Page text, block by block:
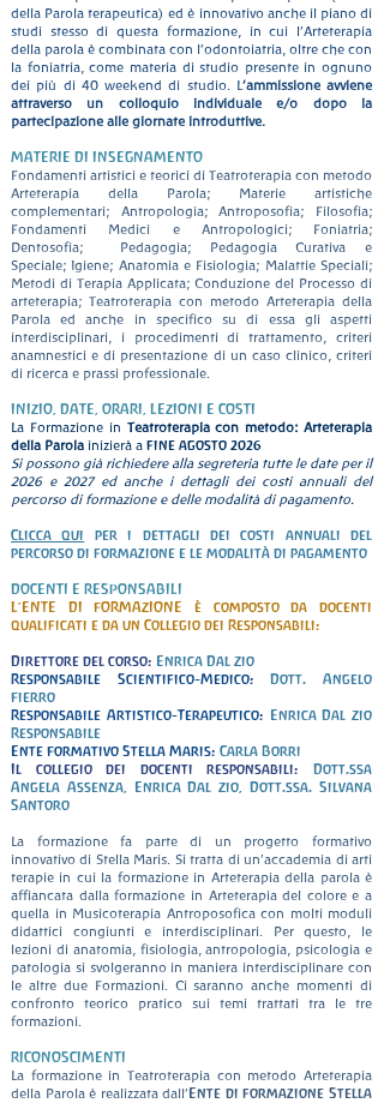
della Parola terapeutica) ed è innovativo anche il piano di
studi stesso di questa formazione, in cui l’Arteterapia
della parola è combinata con l’odontoiatria, oltre che con
la foniatria, come materia di studio presente in ognuno
dei più di 40 weekend di studio.
L’ammissione avviene
attraverso un colloquio individuale e/o dopo la
partecipazione alle giornate introduttive.
MATERIE DI INSEGNAMENTO
Fondamenti artistici e teorici di Teatroterapia con metodo
Arteterapia della Parola; Materie artistiche
complementari; Antropologia; Antroposofia; Filosofia;
Fondamenti Medici e Antropologici; Foniatria;
Dentosofia; Pedagogia; Pedagogia Curativa e
Speciale; Igiene; Anatomia e Fisiologia; Malattie Speciali;
Metodi di Terapia Applicata; Conduzione del Processo di
arteterapia; Teatroterapia con metodo Arteterapia della
Parola ed anche in specifico su di essa gli aspetti
interdisciplinari, i procedimenti di trattamento, criteri
anamnestici e di presentazione di un caso clinico, criteri
di ricerca e prassi professionale.
INIZIO, DATE, ORARI, LEZIONI E COSTI
La Formazione in Teatroterapia con metodo: Arteterapia
della Parola inizierà a fine agosto 2026
​Si possono già richiedere alla segreteria tutte le date per il
2026 e 2027 ed anche i dettagli dei costi annuali del
percorso di formazione e delle modalità di pagamento.
Clicca qui per i dettagli dei costi annuali del
percorso di formazione e le modalità di pagamento
DOCENTI E RESPONSABILI
L'ENTE DI FORMAZIONE è composto da docenti
qualificati e da un Collegio dei Responsabili:
Direttore del corso: Enrica Dal Zio
Responsabile Scientifico-Medico:
Dott. Angelo
Fierro
Responsabile Artistico-Terapeutico: Enrica Dal Zio
Responsabile
Ente Formativo Stella Maris: Carla Borri
Il collegio dei docenti responsabili: Dott.ssa
Angela Assenza, Enrica Dal Zio, Dott.ssa. Silvana
Santoro
La formazione fa parte di un progetto formativo
innovativo di Stella Maris. Si tratta di un’accademia di arti
terapie in cui la formazione in Arteterapia della parola è
affiancata dalla formazione in Arteterapia del colore e a
quella in Musicoterapia Antroposofica con molti moduli
didattici congiunti e interdisciplinari. Per questo, le
lezioni di anatomia, fisiologia, antropologia, psicologia e
patologia si svolgeranno in maniera interdisciplinare con
le altre due Formazioni. Ci saranno anche momenti di
confronto teorico pratico sui temi trattati tra le tre
formazioni.
RICONOSCIMENTI
La formazione in Teatroterapia con metodo Arteterapia
della Parola è realizzata dall’Ente di formazione Stella